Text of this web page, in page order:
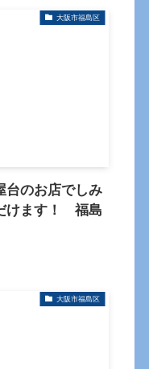
大阪市福島区
のお店でしみ
けます！ 福島
大阪市福島区